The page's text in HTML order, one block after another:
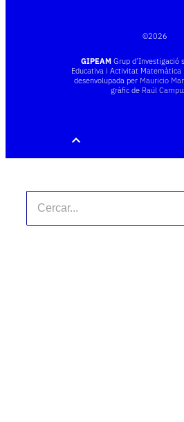
©2026
GIPEAMGrup d’Investigació
Educativa i Activitat Matemàtica
desenvolupada per Mauricio
gràfic de Raúl